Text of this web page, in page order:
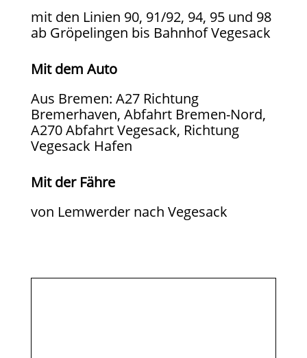
mit den Linien 90, 91/92, 94, 95 und 98
ab Gröpelingen bis Bahnhof Vegesack
Mit dem Auto
Aus Bremen: A27 Richtung
Bremerhaven, Abfahrt Bremen-Nord,
A270 Abfahrt Vegesack, Richtung
Vegesack Hafen
Mit der Fähre
von Lemwerder nach Vegesack